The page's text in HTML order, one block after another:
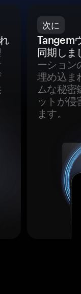
次に
Tangem
同期しま
ーション
埋め込ま
ムな秘密
ットが侵
ます。